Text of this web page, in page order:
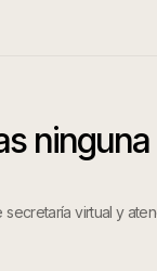
secretaría virtual y